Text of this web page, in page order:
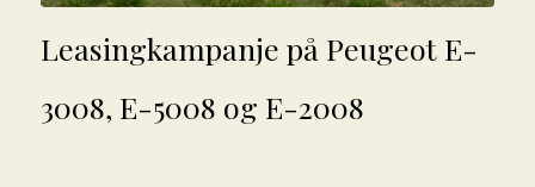
Leasingkampanje på Peugeot E-
3008, E-5008 og E-2008